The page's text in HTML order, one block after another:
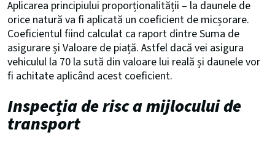
Aplicarea principiului proporționalității – la daunele de
orice natură va fi aplicată un coeficient de micșorare.
Coeficientul fiind calculat ca raport dintre Suma de
asigurare și Valoare de piață. Astfel dacă vei asigura
vehiculul la 70 la sută din valoare lui reală și daunele vor
fi achitate aplicând acest coeficient.
Inspecția de risc a mijlocului de
transport